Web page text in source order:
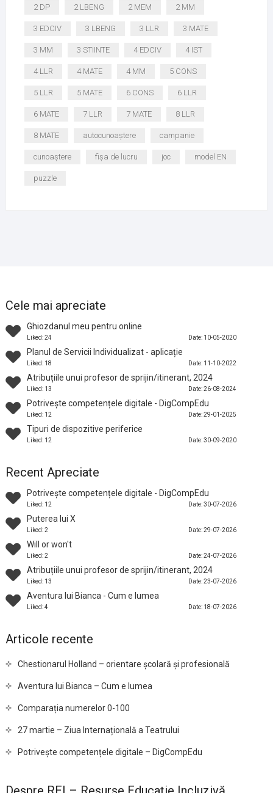
2 DP 2 LBENG 2 MEM 2 MM
3 EDCIV 3 LBENG 3 LLR 3 MATE
3 MM 3 STIINTE 4 EDCIV 4 IST
4 LLR 4 MATE 4 MM 5 CONS
5 LLR 5 MATE 6 CONS 6 LLR
6 MATE 7 LLR 7 MATE 8 LLR
8 MATE autocunoaștere campanie
cunoaștere fișa de lucru joc model EN
puzzle
Cele mai apreciate
Ghiozdanul meu pentru online
Liked: 24 Date: 10-05-2020
Planul de Servicii Individualizat - aplicație
Liked: 18 Date: 11-10-2022
Atribuțiile unui profesor de sprijin/itinerant, 2024
Liked: 13 Date: 26-08-2024
Potrivește competențele digitale - DigCompEdu
Liked: 12 Date: 29-01-2025
Tipuri de dispozitive periferice
Liked: 12 Date: 30-09-2020
Recent Apreciate
Potrivește competențele digitale - DigCompEdu
Liked: 12 Date: 30-07-2026
Puterea lui X
Liked: 2 Date: 29-07-2026
Will or won't
Liked: 2 Date: 24-07-2026
Atribuțiile unui profesor de sprijin/itinerant, 2024
Liked: 13 Date: 23-07-2026
Aventura lui Bianca - Cum e lumea
Liked: 4 Date: 18-07-2026
Articole recente
Chestionarul Holland – orientare școlară și profesională
Aventura lui Bianca – Cum e lumea
Comparația numerelor 0-100
27 martie – Ziua Internațională a Teatrului
Potrivește competențele digitale – DigCompEdu